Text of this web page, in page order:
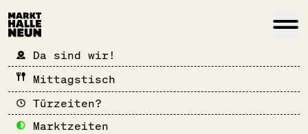
Da sind wir!
Mittagstisch
Türzeiten?
Marktzeiten